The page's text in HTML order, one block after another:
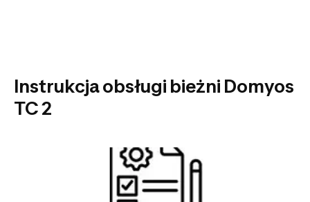
Instrukcja obsługi bieżni Domyos
TC 2